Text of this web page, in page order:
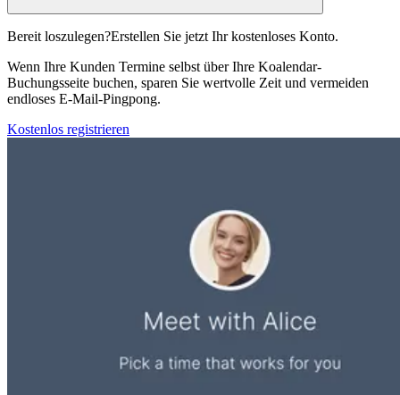
Bereit loszulegen?Erstellen Sie jetzt Ihr kostenloses Konto.
Wenn Ihre Kunden Termine selbst über Ihre Koalendar-
Buchungsseite buchen, sparen Sie wertvolle Zeit und vermeiden
endloses E-Mail-Pingpong.
Kostenlos registrieren